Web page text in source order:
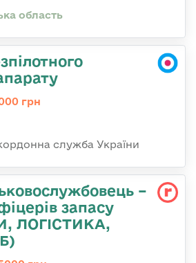
область
грн
служба України
–
запасу
ЛОГІСТИКА,